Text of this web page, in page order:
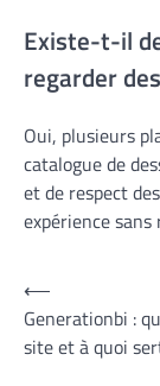
Existe-t-il
regarder
Oui, plusieurs
catalogue de
et de respect
expérience sans
Navigation
de
l’article
⟵
Generationbi :
site et à quoi